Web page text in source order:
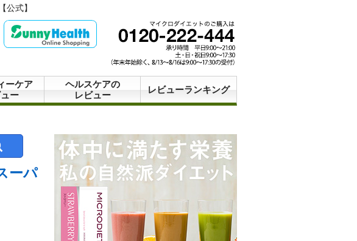
公式】
ーケア
ー
ヘルスケアの
レビュー
レビューランキング
ーパ